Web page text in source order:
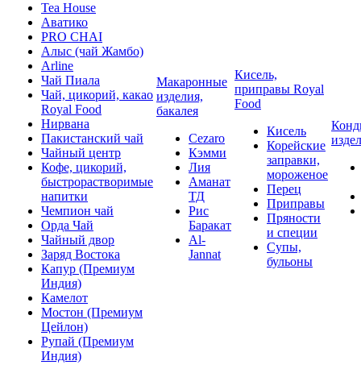
Tea House
Аватико
PRO CHAI
Алыс (чай Жамбо)
Arline
Чай Пиала
Чай, цикорий, какао
Royal Food
Нирвана
Пакистанский чай
Чайный центр
Кофе, цикорий,
быстрорастворимые
напитки
Чемпион чай
Орда Чай
Чайный двор
Заряд Востока
Капур (Премиум
Индия)
Камелот
Мостон (Премиум
Цейлон)
Рупай (Премиум
Индия)
Макаронные
изделия,
бакалея
Cezaro
Кэмми
Лия
Аманат
ТД
Рис
Баракат
Al-
Jannat
Кисель,
приправы Royal
Food
Кисель
Корейские
заправки,
мороженое
Перец
Приправы
Пряности
и специи
Супы,
бульоны